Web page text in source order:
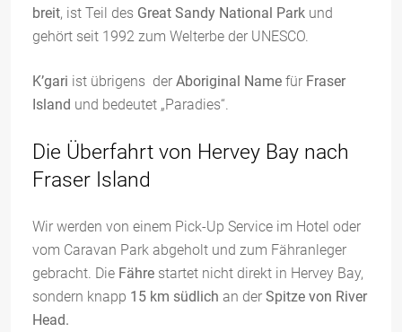
breit, ist Teil des Great Sandy National Park und
gehört seit 1992 zum Welterbe der UNESCO.
K’gari ist übrigens der Aboriginal Name für Fraser
Island und bedeutet „Paradies“.
Die Überfahrt von Hervey Bay nach
Fraser Island
Wir werden von einem Pick-Up Service im Hotel oder
vom Caravan Park abgeholt und zum Fähranleger
gebracht. Die Fähre startet nicht direkt in Hervey Bay,
sondern knapp 15 km südlich an der Spitze von River
Head.